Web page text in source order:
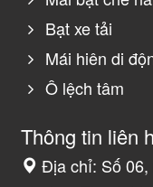
Bạt xe tải
Mái hiên di
Ô lệch tâm
Thông tin liên
Địa chỉ: Số 06,